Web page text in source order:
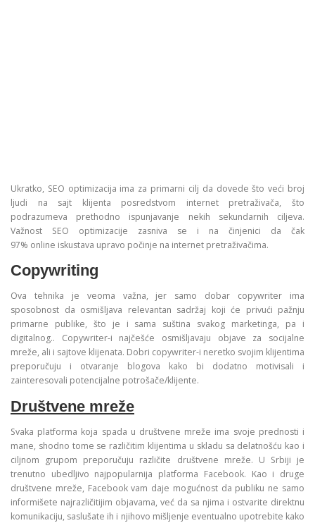
Ukratko, SEO optimizacija ima za primarni cilj da dovede što veći broj
ljudi na sajt klijenta posredstvom internet pretraživača, što
podrazumeva prethodno ispunjavanje nekih sekundarnih ciljeva.
Važnost SEO optimizacije zasniva se i na činjenici da čak
97% online iskustava upravo počinje na internet pretraživačima.
Copywriting
Ova tehnika je veoma važna, jer samo dobar copywriter ima
sposobnost da osmišljava relevantan sadržaj koji će privući pažnju
primarne publike, što je i sama suština svakog marketinga, pa i
digitalnog.. Copywriter-i najčešće osmišljavaju objave za socijalne
mreže, ali i sajtove klijenata. Dobri copywriter-i neretko svojim klijentima
preporučuju i otvaranje blogova kako bi dodatno motivisali i
zainteresovali potencijalne potrošače/klijente.
Društvene mreže
Svaka platforma koja spada u društvene mreže ima svoje prednosti i
mane, shodno tome se različitim klijentima u skladu sa delatnošću kao i
ciljnom grupom preporučuju različite društvene mreže. U Srbiji je
trenutno ubedljivo najpopularnija platforma Facebook. Kao i druge
društvene mreže, Facebook vam daje mogućnost da publiku ne samo
informišete najrazličitijim objavama, već da sa njima i ostvarite direktnu
komunikaciju, saslušate ih i njihovo mišljenje eventualno upotrebite kako